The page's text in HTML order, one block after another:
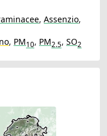
, Assenzio,
, PM10, PM2.5, SO2